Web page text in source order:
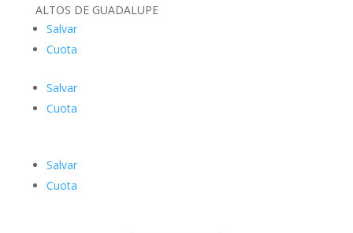
ALTOS DE GUADALUPE
Salvar
Cuota
Salvar
Cuota
Salvar
Cuota